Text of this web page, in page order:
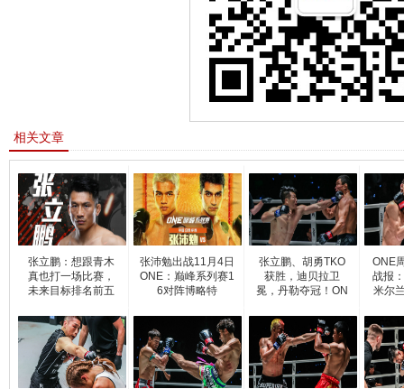
相关文章
张立鹏：想跟青木
真也打一场比赛，
未来目标排名前五
张沛勉出战11月4日
ONE：巅峰系列赛1
6对阵博略特
张立鹏、胡勇TKO
获胜，迪贝拉卫
冕，丹勒夺冠！ON
ONE
战报
米尔